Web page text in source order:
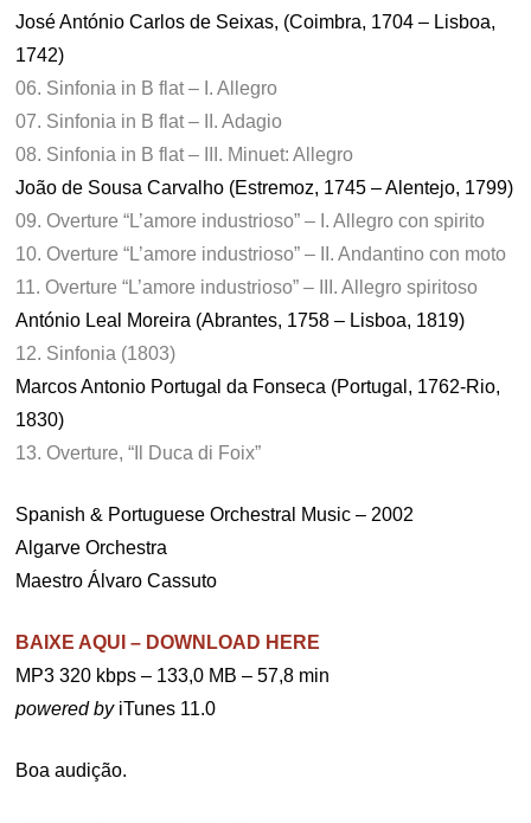
José António Carlos de Seixas, (Coimbra, 1704 – Lisboa,
1742)
06. Sinfonia in B flat – I. Allegro
07. Sinfonia in B flat – II. Adagio
08. Sinfonia in B flat – III. Minuet: Allegro
João de Sousa Carvalho (Estremoz, 1745 – Alentejo, 1799)
09. Overture “L’amore industrioso” – I. Allegro con spirito
10. Overture “L’amore industrioso” – II. Andantino con moto
11. Overture “L’amore industrioso” – III. Allegro spiritoso
António Leal Moreira (Abrantes, 1758 – Lisboa, 1819)
12. Sinfonia (1803)
Marcos Antonio Portugal da Fonseca (Portugal, 1762-Rio,
1830)
13. Overture, “Il Duca di Foix”
Spanish & Portuguese Orchestral Music – 2002
Algarve Orchestra
Maestro Álvaro Cassuto
BAIXE AQUI – DOWNLOAD HERE
MP3 320 kbps – 133,0 MB – 57,8 min
powered byiTunes 11.0
Boa audição.